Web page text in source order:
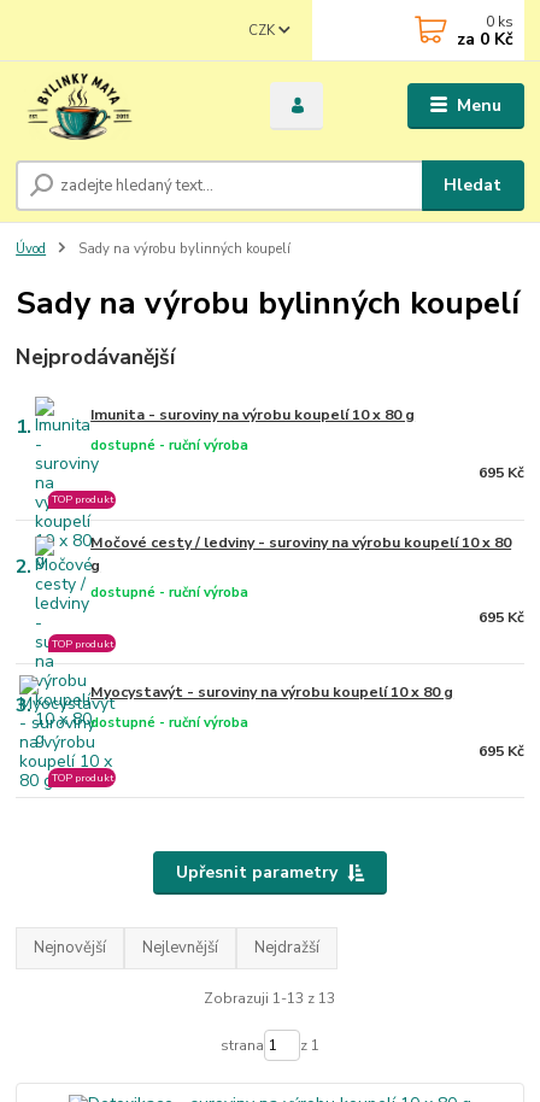
Menu
CZK
Hledat
0 ks
za 0 Kč
Úvod Sady na výrobu bylinných koupelí
Sady na výrobu bylinných koupelí
Nejprodávanější
1. Imunita - suroviny na výrobu koupelí 10 x 80 g
dostupné - ruční výroba
TOP produkt
695 Kč
2.
Močové cesty / ledviny - suroviny na výrobu koupelí 10 x 80
g
dostupné - ruční výroba
TOP produkt
695 Kč
3. Myocystavýt - suroviny na výrobu koupelí 10 x 80 g
dostupné - ruční výroba
TOP produkt
695 Kč
Upřesnit parametry
Nejnovější Nejlevnější Nejdražší
Zobrazuji 1-13 z 13
strana z 1